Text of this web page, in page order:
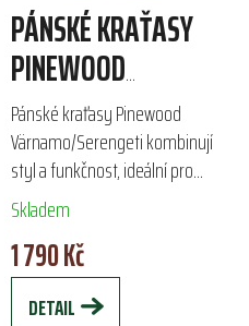
PÁNSKÉ KRAŤASY
PINEWOOD
VÄRNAMO/SERENGETI
Pánské kraťasy Pinewood
Värnamo/Serengeti kombinují
styl a funkčnost, ideální pro
lov i každodenní nošení.
Vyrobené z 97 % bavlny a 3 %
elastanu, poskytují komfort a
pružnost,...
Skladem
1 790 Kč
DETAIL